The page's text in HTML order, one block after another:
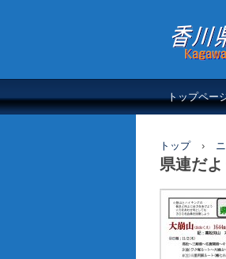
香川
トップペー
トップ ›
県連だ